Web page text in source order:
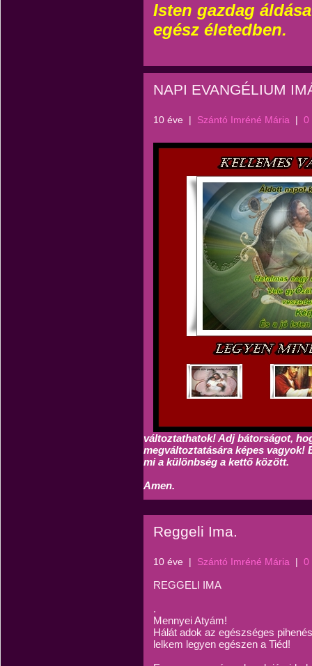
Isten gazdag
egész életedben.
NAPI EVANGÉLIUM
10 éve | Szántó Imréné Mária | 0
változtathatok! Adj bátorságot,
megváltoztatására képes vagyok!
mi a különbség a kettő között.
Amen.
Reggeli Ima.
10 éve | Szántó Imréné Mária | 0
REGGELI IMA
.
Mennyei Atyám!
Hálát adok az egészséges
lelkem legyen egészen a Tiéd!